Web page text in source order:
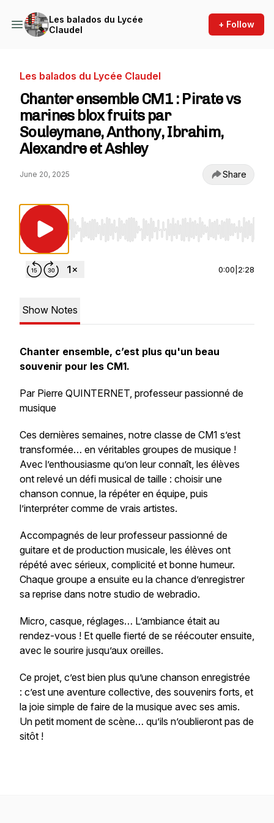
Les balados du Lycée
Claudel
+ Follow
Les balados du Lycée Claudel
Chanter ensemble CM1 : Pirate vs
marines blox fruits par
Souleymane, Anthony, Ibrahim,
Alexandre et Ashley
June 20, 2025 Share
Use Left/Right to seek, Home/End to jump
0:00 2:28
Show Notes
Chanter ensemble, c’est plus qu'un beau
souvenir pour les CM1.
Par Pierre QUINTERNET, professeur passionné de
musique
Ces dernières semaines, notre classe de CM1 s’est
transformée… en véritables groupes de musique !
Avec l’enthousiasme qu’on leur connaît, les élèves
ont relevé un défi musical de taille : choisir une
chanson connue, la répéter en équipe, puis
l’interpréter comme de vrais artistes.
Accompagnés de leur professeur passionné de
guitare et de production musicale, les élèves ont
répété avec sérieux, complicité et bonne humeur.
Chaque groupe a ensuite eu la chance d’enregistrer
sa reprise dans notre studio de webradio.
Micro, casque, réglages… L’ambiance était au
rendez-vous ! Et quelle fierté de se réécouter ensuite,
avec le sourire jusqu’aux oreilles.
Ce projet, c’est bien plus qu’une chanson enregistrée
: c’est une aventure collective, des souvenirs forts, et
la joie simple de faire de la musique avec ses amis.
Un petit moment de scène… qu’ils n’oublieront pas de
sitôt !